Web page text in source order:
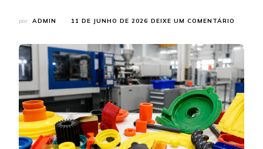
por ADMIN 11 DE JUNHO DE 2026 DEIXE UM COMENTÁRIO
SOBRE
O